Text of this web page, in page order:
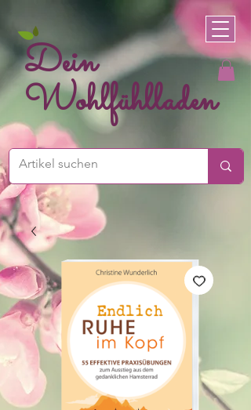
Dein
Wohlfühlladen